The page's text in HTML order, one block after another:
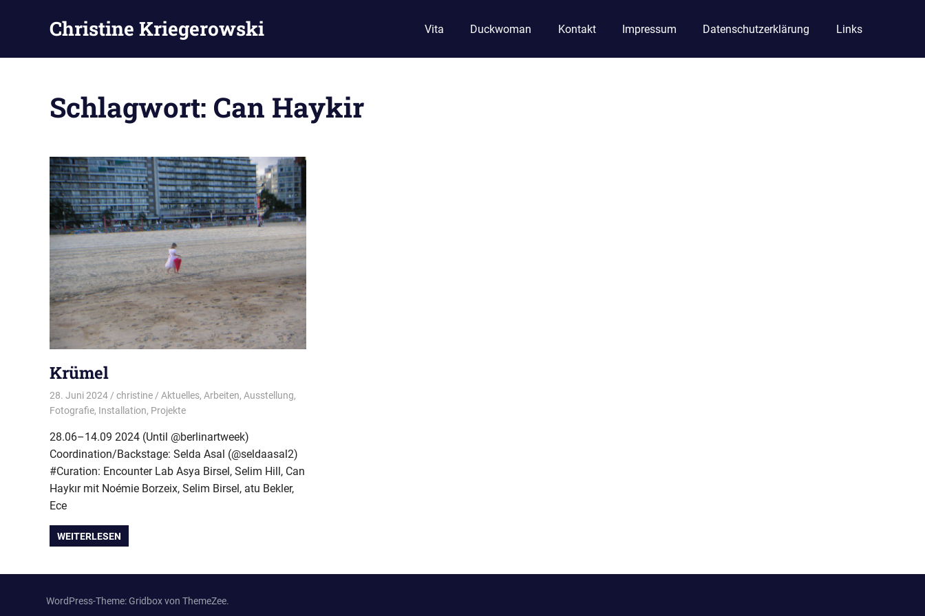
Christine Kriegerowski Vita Duckwoman Kontakt Impressum Datenschutzerklärung Links
Schlagwort: Can Haykir
Krümel
28. Juni 2024 christine Aktuelles, Arbeiten, Ausstellung,
Fotografie, Installation, Projekte
28.06–14.09 2024 (Until @berlinartweek)
Coordination/Backstage: Selda Asal (@seldaasal2)
#Curation: Encounter Lab Asya Birsel, Selim Hill, Can
Haykır mit Noémie Borzeix, Selim Birsel, atu Bekler,
Ece
WEITERLESEN
WordPress-Theme: Gridbox von ThemeZee.